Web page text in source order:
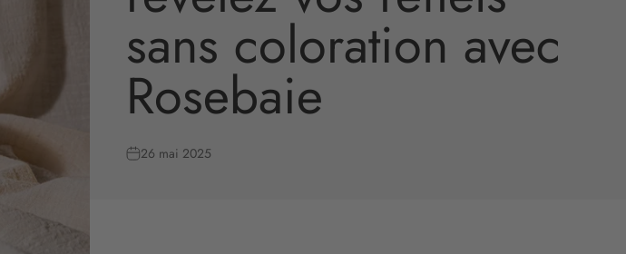
sans coloration avec
Rosebaie
26 mai 2025